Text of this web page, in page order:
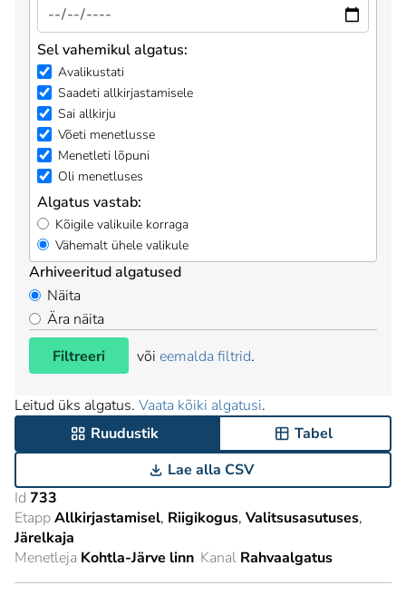
Sel vahemikul algatus:
Avalikustati
Saadeti allkirjastamisele
Sai allkirju
Võeti menetlusse
Menetleti lõpuni
Oli menetluses
Algatus vastab:
Kõigile valikuile korraga
Vähemalt ühele valikule
Arhiveeritud algatused
Näita
Ära näita
Filtreeri
või eemalda filtrid.
Leitud üks algatus. Vaata kõiki algatusi.
Ruudustik
Tabel
Lae alla CSV
Id 733
EtappAllkirjastamisel Riigikogus Valitsusasutuses
Järelkaja
Menetleja Kohtla-Järve linn Kanal Rahvaalgatus